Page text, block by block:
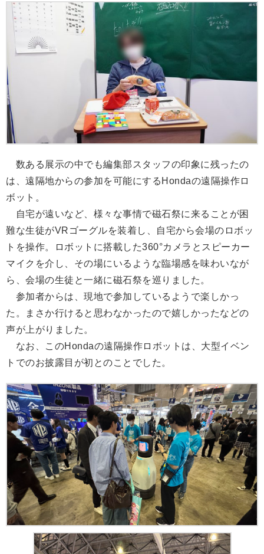
数ある展示の中でも編集部スタッフの印象に残ったの
は、遠隔地からの参加を可能にするHondaの遠隔操作ロ
ボット。
自宅が遠いなど、様々な事情で磁石祭に来ることが困
難な生徒がVRゴーグルを装着し、自宅から会場のロボッ
トを操作。ロボットに搭載した360°カメラとスピーカー
マイクを介し、その場にいるような臨場感を味わいなが
ら、会場の生徒と一緒に磁石祭を巡りました。
参加者からは、現地で参加しているようで楽しかっ
た。まさか行けると思わなかったので嬉しかったなどの
声が上がりました。
なお、このHondaの遠隔操作ロボットは、大型イベン
トでのお披露目が初とのことでした。